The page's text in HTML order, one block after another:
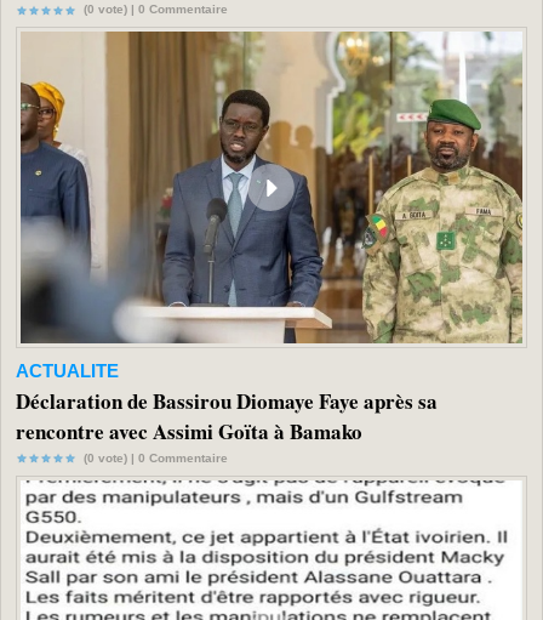
(0 vote) | 0 Commentaire
ACTUALITE
Déclaration de Bassirou Diomaye Faye après sa
rencontre avec Assimi Goïta à Bamako
(0 vote) | 0 Commentaire